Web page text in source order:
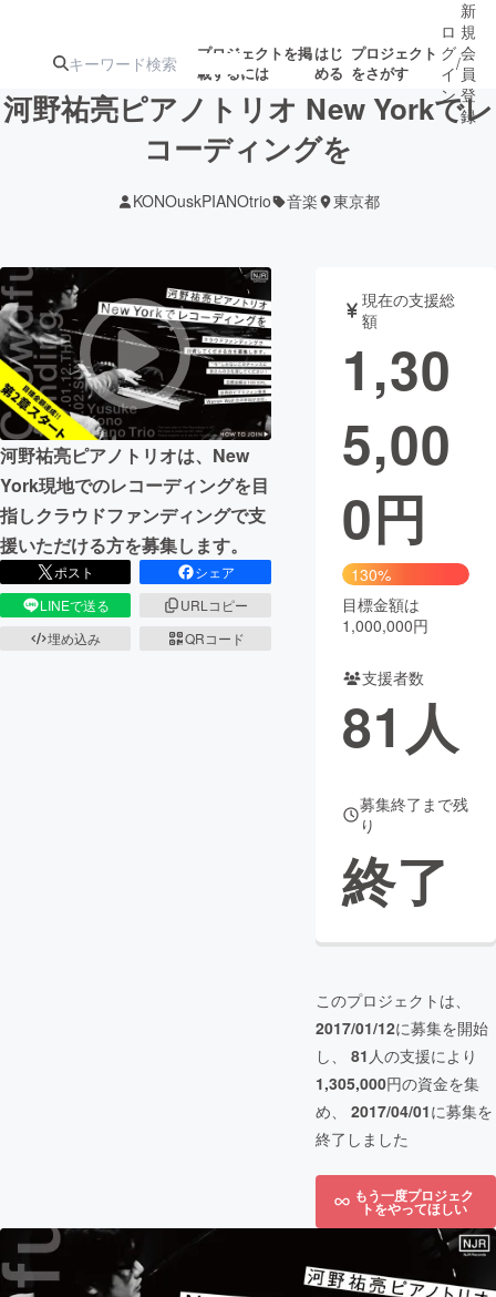
プロジェクトを掲
載するには
はじ
める
プロジェクト
をさがす
ターン
ジェクト
募集終了が近いプ
ロジェクト
アート・写真 音楽
テクノロジー・ガジェット ゲーム・サ
映像・映画
ビジネス・起業
まちづくり・地域活性化
CAMPFIRE for Social Good
CAMPFIRE Creation
CAMPFIREふるさと納税
コミュニティ
ロ
グ
イ
ン
/
新
規
会
員
登
録
河野祐亮ピアノトリオ New Yorkでレ
コーディングを
KONOuskPIANOtrio 音楽 東京都
河野祐亮ピアノトリオは、New
York現地でのレコーディングを目
指しクラウドファンディングで支
援いただける方を募集します。
ポスト
シェア
LINEで送る
URLコピー
埋め込み
QRコード
現在の支援総
額
1,30
5,00
0円
130%
目標金額は
1,000,000円
支援者数
81 人
募集終了まで残
り
終了
このプロジェクトは、
2017/01/12に募集を開始
し、 81 人の支援により
1,305,000円の資金を集
め、 2017/04/01に募集を
終了しました
もう一度プロジェク
トをやってほしい